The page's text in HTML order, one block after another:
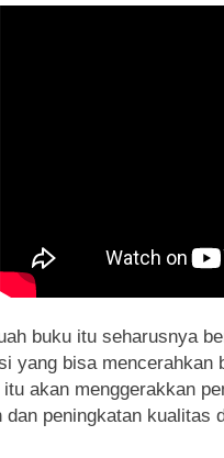
buku itu seharusnya
yang bisa mencerahkan
akan menggerakkan
dan peningkatan kualitas